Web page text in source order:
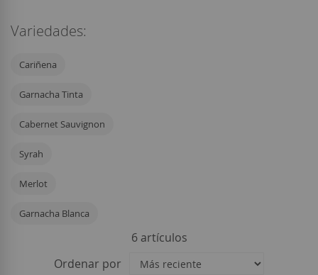
Variedades:
Cariñena
Garnacha Tinta
Cabernet Sauvignon
Syrah
Merlot
Garnacha Blanca
6artículos
Ordenar por